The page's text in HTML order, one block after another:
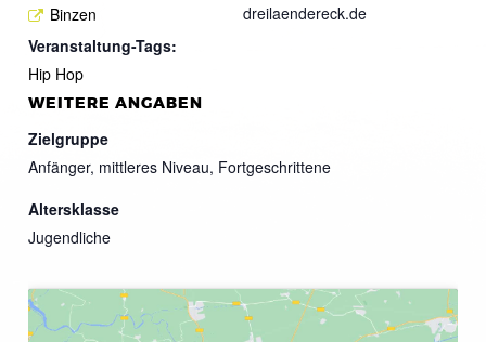
Binzen
Veranstaltung-Tags:
Hip Hop
dreilaendereck.de
WEITERE ANGABEN
Zielgruppe
Anfänger, mittleres Niveau, Fortgeschrittene
Altersklasse
Jugendliche